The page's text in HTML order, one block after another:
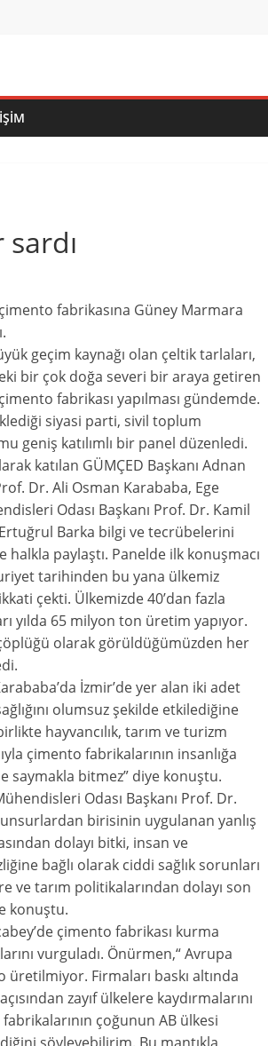
fabrikasına Güney Marmara
geçim kaynağı olan çeltik tarlaları,
bir çok doğa severi bir araya getiren
fabrikası yapılması gündemde.
siyasi parti, sivil toplum
geniş katılımlı bir panel düzenledi.
katılan GÜMÇED Başkanı Adnan
Dr. Ali Osman Karababa, Ege
Odası Başkanı Prof. Dr. Kamil
Ertuğrul Barka bilgi ve tecrübelerini
paylaştı. Panelde ilk konuşmacı
tarihinden bu yana ülkemiz
çekti. Ülkemizde 40’dan fazla
yılda 65 milyon ton üretim yapıyor.
çöplüğü olarak görüldüğümüzden her
İzmir’de yer alan iki adet
olumsuz şekilde etkilediğine
hayvancılık, tarım ve turizm
çimento fabrikalarının insanlığa
saymakla bitmez” diye konuştu.
Odası Başkanı Prof. Dr.
birisinin uygulanan yanlış
dolayı bitki, insan ve
bağlı olarak ciddi sağlık sorunları
ve tarım politikalarından dolayı son
konuştu.
çimento fabrikası kurma
vurguladı. Önürmen,“ Avrupa
üretilmiyor. Firmaları baskı altında
zayıf ülkelere kaydırmalarını
çoğunun AB ülkesi